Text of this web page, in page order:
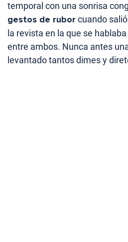
temporal con una sonrisa
gestos de rubor cuando
la revista en la que se
entre ambos. Nunca antes
levantado tantos dimes y